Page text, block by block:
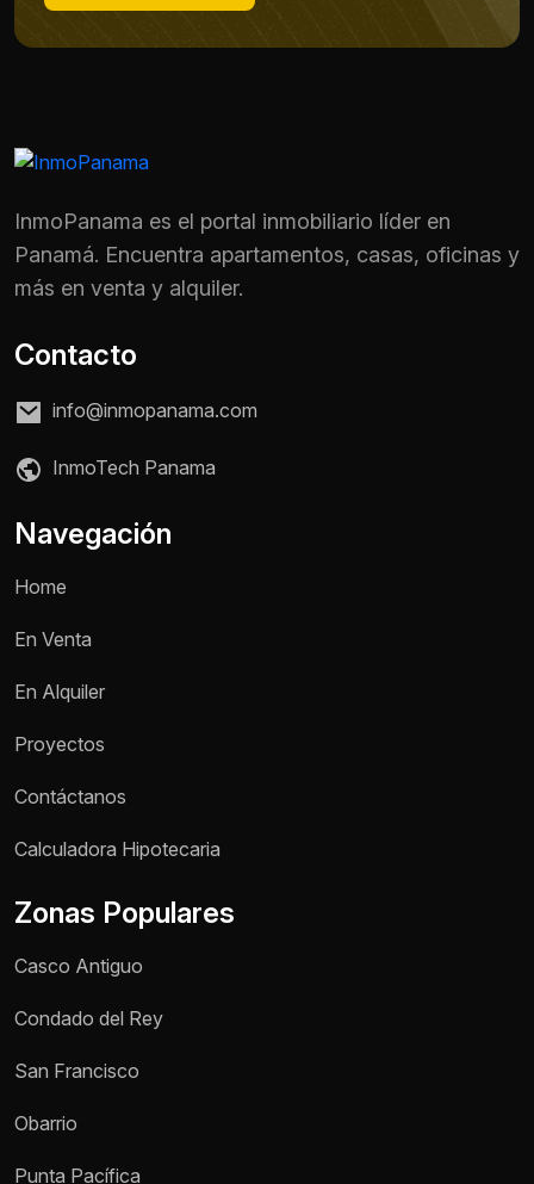
InmoPanama es el portal inmobiliario líder en
Panamá. Encuentra apartamentos, casas, oficinas y
más en venta y alquiler.
Contacto
info@inmopanama.com
InmoTech Panama
Navegación
Home
En Venta
En Alquiler
Proyectos
Contáctanos
Calculadora Hipotecaria
Zonas Populares
Casco Antiguo
Condado del Rey
San Francisco
Obarrio
Punta Pacífica